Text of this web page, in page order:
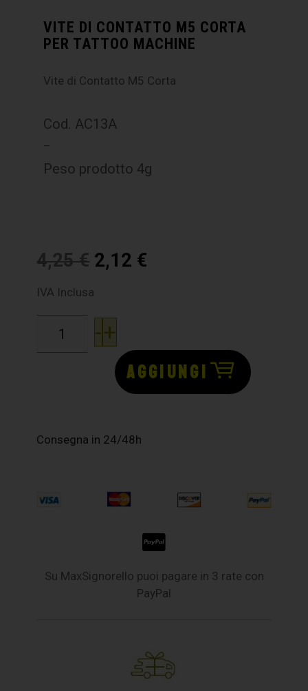
VITE DI CONTATTO M5 CORTA
PER TATTOO MACHINE
Vite di Contatto M5 Corta
Cod. AC13A
–
Peso prodotto 4g
4,25€ 2,12 €
IVA Inclusa
-+
AGGIUNGI
Consegna in 24/48h
Su MaxSignorello puoi pagare in 3 rate con
PayPal